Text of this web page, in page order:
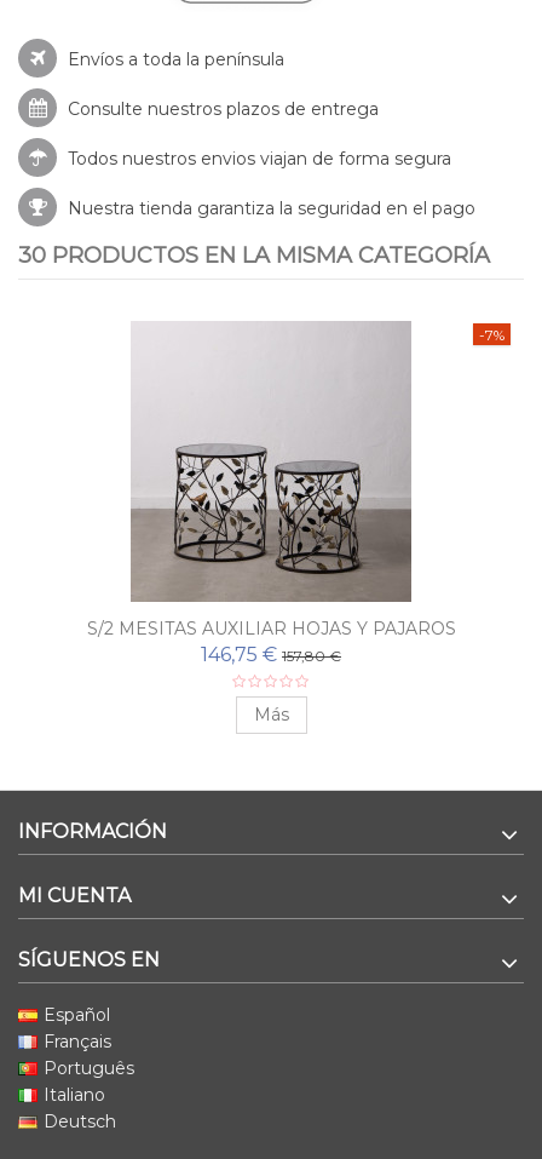
Envíos a toda la península
Consulte nuestros plazos de entrega
Todos nuestros envios viajan de forma segura
Nuestra tienda garantiza la seguridad en el pago
30 PRODUCTOS EN LA MISMA CATEGORÍA
-7%
S/2 MESITAS AUXILIAR HOJAS Y PAJAROS
146,75 € 157,80 €
Más
INFORMACIÓN
MI CUENTA
SÍGUENOS EN
Español
Français
Português
Italiano
Deutsch